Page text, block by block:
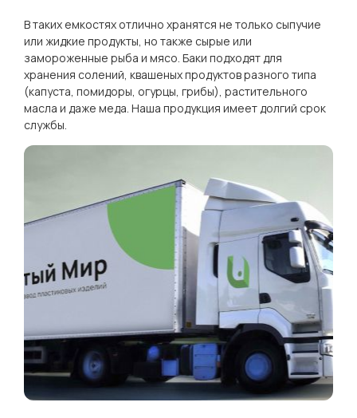
В таких емкостях отлично хранятся не только сыпучие
или жидкие продукты, но также сырые или
замороженные рыба и мясо. Баки подходят для
хранения солений, квашеных продуктов разного типа
(капуста, помидоры, огурцы, грибы), растительного
масла и даже меда. Наша продукция имеет долгий срок
службы.